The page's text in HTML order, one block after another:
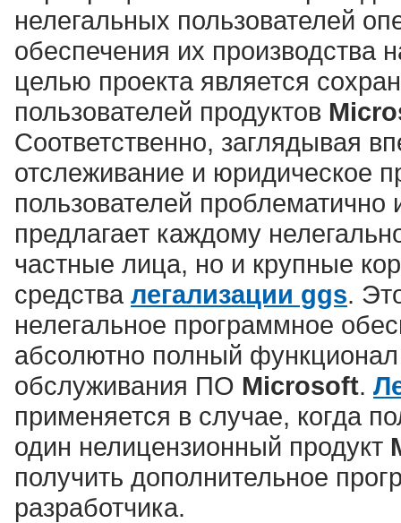
нелегальных пользователей
обеспечения их производства
целью проекта является
пользователей продуктов
Соответственно, заглядывая
отслеживание и юридическое
пользователей
предлагает каждому
частные лица, но и крупные
средства легализации ggs.
нелегальное программное
абсолютно полный
обслуживания ПО Microsoft.
применяется в случае, когда
один нелицензионный продукт
получить дополнительное
разработчика.